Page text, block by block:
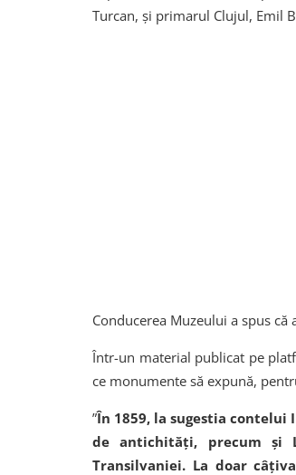
Turcan, și primarul Clujul, Emil
Conducerea Muzeului a spus
Într-un material publicat pe
ce monumente să expună,
”În 1859, la sugestia
de antichități, precum și
Transilvaniei. La doar